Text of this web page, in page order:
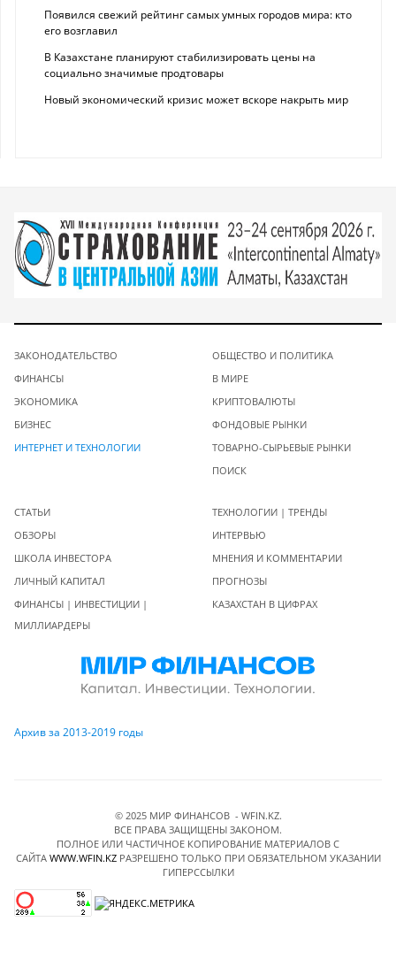
Появился свежий рейтинг самых умных городов мира: кто
его возглавил
В Казахстане планируют стабилизировать цены на
социально значимые продтовары
Новый экономический кризис может вскоре накрыть мир
ЗАКОНОДАТЕЛЬСТВО
ФИНАНСЫ
ЭКОНОМИКА
БИЗНЕС
ИНТЕРНЕТ И ТЕХНОЛОГИИ
ОБЩЕСТВО И ПОЛИТИКА
В МИРЕ
КРИПТОВАЛЮТЫ
ФОНДОВЫЕ РЫНКИ
ТОВАРНО-СЫРЬЕВЫЕ РЫНКИ
ПОИСК
СТАТЬИ
ОБЗОРЫ
ШКОЛА ИНВЕСТОРА
ЛИЧНЫЙ КАПИТАЛ
ФИНАНСЫ | ИНВЕСТИЦИИ |
МИЛЛИАРДЕРЫ
ТЕХНОЛОГИИ | ТРЕНДЫ
ИНТЕРВЬЮ
МНЕНИЯ И КОММЕНТАРИИ
ПРОГНОЗЫ
КАЗАХСТАН В ЦИФРАХ
Архив за 2013-2019 годы
© 2025 МИР ФИНАНСОВ - WFIN.KZ.
ВСЕ ПРАВА ЗАЩИЩЕНЫ ЗАКОНОМ.
ПОЛНОЕ ИЛИ ЧАСТИЧНОЕ КОПИРОВАНИЕ МАТЕРИАЛОВ C
САЙТА WWW.WFIN.KZРАЗРЕШЕНО ТОЛЬКО ПРИ ОБЯЗАТЕЛЬНОМ УКАЗАНИИ
ГИПЕРССЫЛКИ